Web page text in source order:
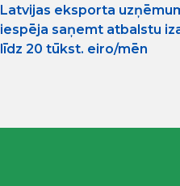
Latvijas eksporta
iespēja saņemt atbalstu
līdz 20 tūkst. eiro/mēn